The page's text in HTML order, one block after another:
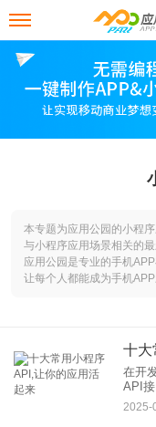
本专题为应用公园的小程
与小程序应用场景相关的最
应用公园是专业的手机
让每个人都能成为手机
十大
在开
API
你的
常用
2025-